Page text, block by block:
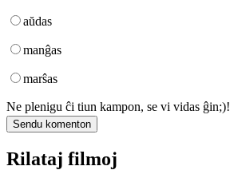
aŭdas
manĝas
marŝas
Ne plenigu ĉi tiun kampon, se vi vidas ĝin;)!
Rilataj filmoj